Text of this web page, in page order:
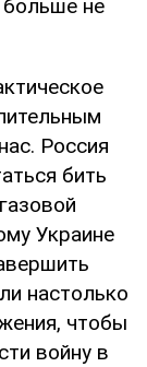
больше не
Россия
бить
Украине
настолько
чтобы
войну в